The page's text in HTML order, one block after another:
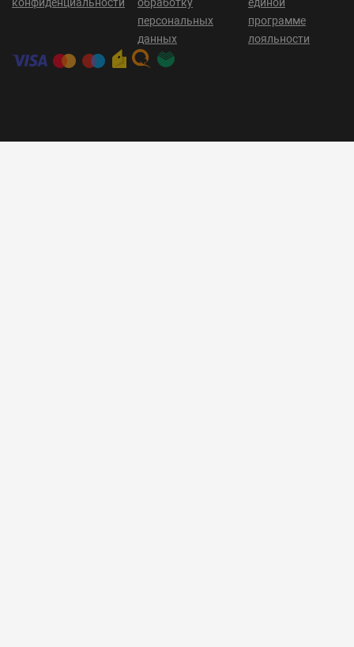
персональных
данных
программе
лояльности